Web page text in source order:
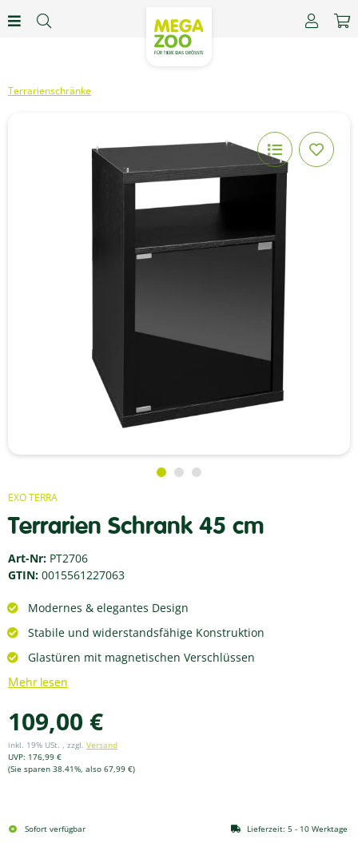
Terrarienschränke
EXO TERRA
Terrarien Schrank 45 cm
Art-Nr: PT2706
GTIN: 0015561227063
Modernes & elegantes Design
Stabile und widerstandsfähige Konstruktion
Glastüren mit magnetischen Verschlüssen
Mehr lesen
109,00 €
inkl. 19% USt. , zzgl. Versand
UVP: 176,99 €
(Sie sparen 38.41%, also 67,99 €)
Sofort verfügbar Lieferzeit: 5 - 10 Werktage